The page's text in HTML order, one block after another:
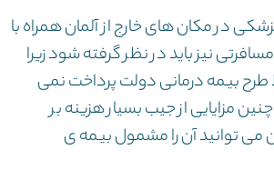
در مکان های خارج از آلمان همراه با
نیز باید در نظر گرفته شود زیرا
بیمه درمانی دولت پرداخت نمی
مزایایی از جیب بسیار هزینه بر
می توانید آن را مشمول بیمه ی